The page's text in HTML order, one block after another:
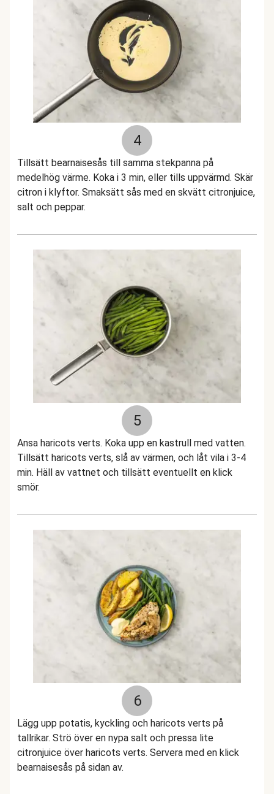
4
Tillsätt bearnaisesås till samma stekpanna på
medelhög värme. Koka i 3 min, eller tills uppvärmd. Skär
citron i klyftor. Smaksätt sås med en skvätt citronjuice,
salt och peppar.
5
Ansa haricots verts. Koka upp en kastrull med vatten.
Tillsätt haricots verts, slå av värmen, och låt vila i 3-4
min. Häll av vattnet och tillsätt eventuellt en klick
smör.
6
Lägg upp potatis, kyckling och haricots verts på
tallrikar. Strö över en nypa salt och pressa lite
citronjuice över haricots verts. Servera med en klick
bearnaisesås på sidan av.